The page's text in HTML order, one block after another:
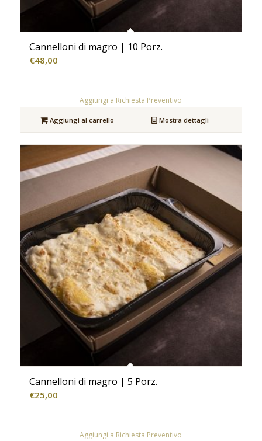
Cannelloni di magro | 10 Porz.
€48,00
Aggiungi a Richiesta Preventivo
Aggiungi al carrello Mostra dettagli
Cannelloni di magro | 5 Porz.
€25,00
Aggiungi a Richiesta Preventivo